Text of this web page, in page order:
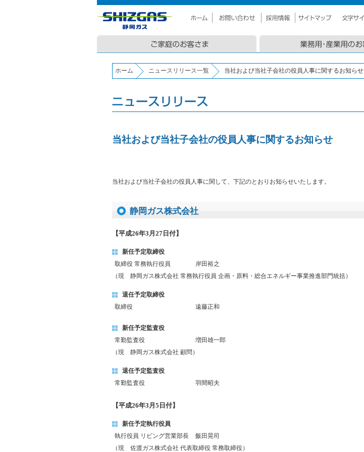
ホーム ニュースリリース一覧 当社および当社子会社の役員人事に関するお知らせ
当社および当社子会社の役員人事に関するお知らせ
当社および当社子会社の役員人事に関して、下記のとおりお知らせいたします。
静岡ガス株式会社
【平成26年3月27日付】
新任予定取締役
取締役 常務執行役員
岸田裕之
（現 静岡ガス株式会社 常務執行役員 企画・原料・総合エネルギー事業推進部門統括）
退任予定取締役
取締役
遠藤正和
新任予定監査役
常勤監査役
増田雄一郎
（現 静岡ガス株式会社 顧問）
退任予定監査役
常勤監査役
羽間昭夫
【平成26年3月5日付】
新任予定執行役員
執行役員 リビング営業部長
飯田晃司
（現 佐渡ガス株式会社 代表取締役 常務取締役）